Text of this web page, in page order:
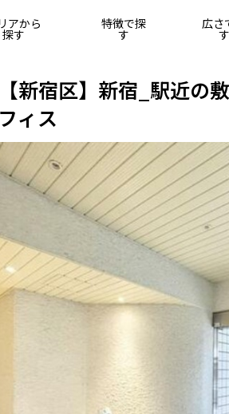
アから
探す
特徴で探
す
広さ
す
新宿区】新宿_駅近の
ィス